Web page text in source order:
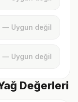
— Uygun değil
— Uygun değil
Değerleri